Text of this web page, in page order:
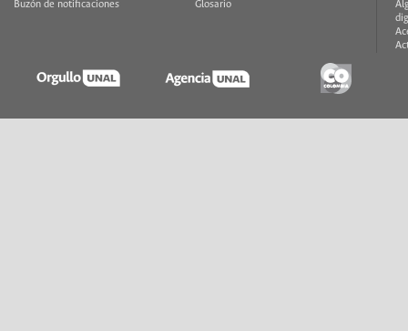
Buzón de notificaciones Glosario